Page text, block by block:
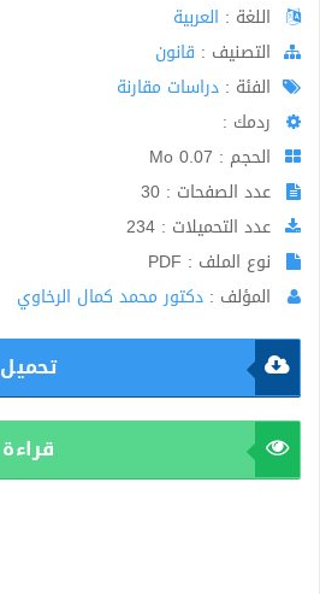
اللغة : العربية
اﻟﺘﺼﻨﻴﻒ : قانون
الفئة : دراسات مقارنة
ردمك :
الحجم : 0.07 Mo
عدد الصفحات : 30
عدد التحميلات : 234
نوع الملف : PDF
المؤلف : دكتور محمد كمال الرخاوي
تحميل
قراءة